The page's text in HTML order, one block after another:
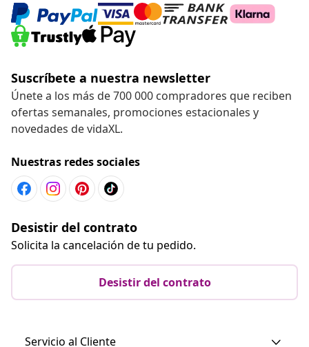
Suscríbete a nuestra newsletter
Únete a los más de 700 000 compradores que reciben
ofertas semanales, promociones estacionales y
novedades de vidaXL.
Nuestras redes sociales
Desistir del contrato
Solicita la cancelación de tu pedido.
Desistir del contrato
Servicio al Cliente